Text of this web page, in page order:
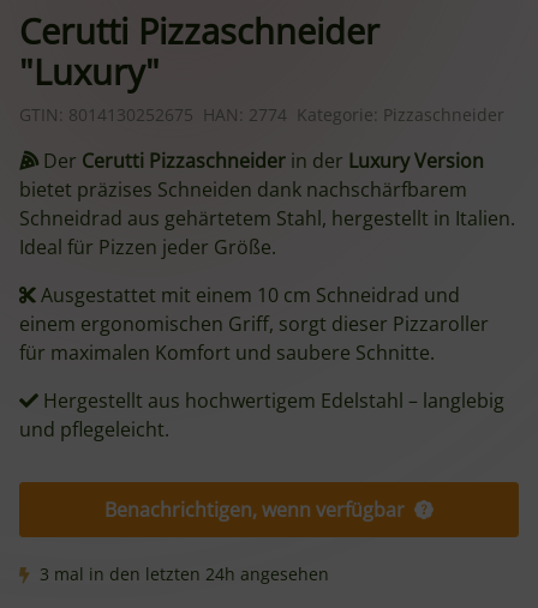
Cerutti Pizzaschneider
"Luxury"
GTIN: 8014130252675 HAN: 2774 Kategorie: Pizzaschneider
Der Cerutti Pizzaschneider in der Luxury Version
bietet präzises Schneiden dank nachschärfbarem
Schneidrad aus gehärtetem Stahl, hergestellt in Italien.
Ideal für Pizzen jeder Größe.
Ausgestattet mit einem 10 cm Schneidrad und
einem ergonomischen Griff, sorgt dieser Pizzaroller
für maximalen Komfort und saubere Schnitte.
Hergestellt aus hochwertigem Edelstahl – langlebig
und pflegeleicht.
Benachrichtigen, wenn verfügbar
3 mal in den letzten 24h angesehen